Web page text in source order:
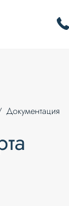
Документация